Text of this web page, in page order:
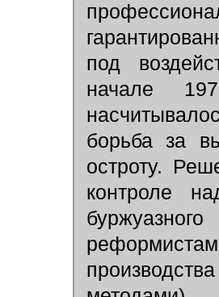
под
начале
борьба за
остроту.
контроле